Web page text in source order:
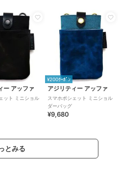
ー アッファ
ット ミニショル
¥200ｸｰﾎﾟﾝ
アジリティー アッファ
スマホポシェット ミニショル
ダーバッグ
¥9,680
とみる